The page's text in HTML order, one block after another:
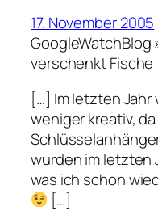
17. November 2005
GoogleWatchBlog
verschenkt Fische
[…] Im letzten Jahr
weniger kreativ,
wurden im letzten
was ich schon
[…]